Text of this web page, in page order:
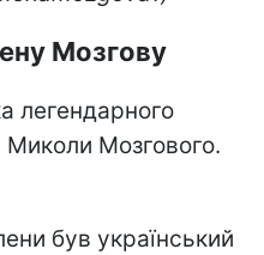
Мозгову
легендарного
Миколи Мозгового.
був український